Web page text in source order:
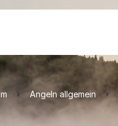
Angeln allgemein